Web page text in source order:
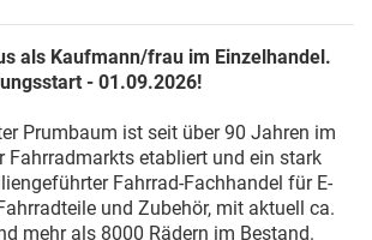
als Kaufmann/frau im Einzelhandel.
- 01.09.2026!
Prumbaum ist seit über 90 Jahren im
Fahrradmarkts etabliert und ein stark
Fahrrad-Fachhandel für E-
und Zubehör, mit aktuell ca.
mehr als 8000 Rädern im Bestand.